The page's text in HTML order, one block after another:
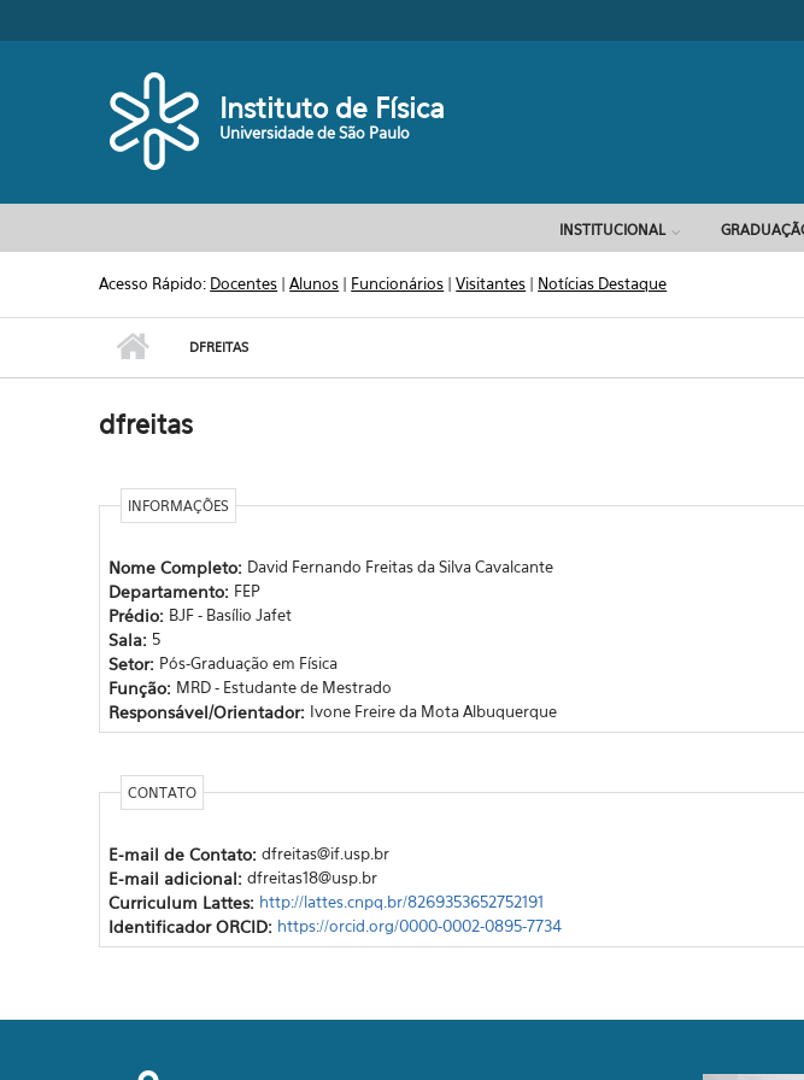
Instituto de Física
Universidade de São Paulo
INSTITUCIONAL
Acesso Rápido: Docentes |Alunos | Funcionários |Visitantes | Notícias Destaque
DFREITAS
dfreitas
INFORMAÇÕES
Nome Completo: David Fernando Freitas da Silva Cavalcante
Departamento: FEP
Prédio: BJF - Basílio Jafet
Sala: 5
Setor: Pós-Graduação em Física
Função: MRD - Estudante de Mestrado
Responsável/Orientador: Ivone Freire da Mota Albuquerque
CONTATO
E-mail de Contato: dfreitas@if.usp.br
E-mail adicional: dfreitas18@usp.br
Curriculum Lattes: http://lattes.cnpq.br/8269353652752191
Identificador ORCID: https://orcid.org/0000-0002-0895-7734